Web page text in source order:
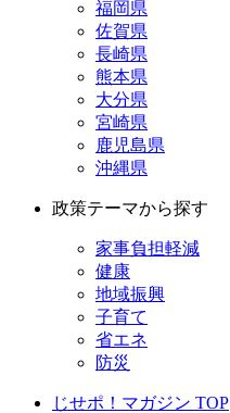
福岡県
佐賀県
長崎県
熊本県
大分県
宮崎県
鹿児島県
沖縄県
政策テーマから探す
家事負担軽減
健康
地域振興
子育て
省エネ
防災
じせポ！マガジン TOP